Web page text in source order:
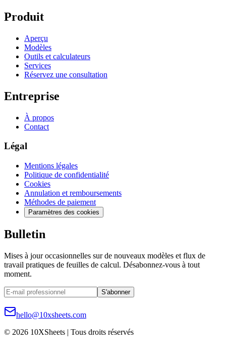
Produit
Aperçu
Modèles
Outils et calculateurs
Services
Réservez une consultation
Entreprise
À propos
Contact
Légal
Mentions légales
Politique de confidentialité
Cookies
Annulation et remboursements
Méthodes de paiement
Paramètres des cookies
Bulletin
Mises à jour occasionnelles sur de nouveaux modèles et flux de
travail pratiques de feuilles de calcul. Désabonnez-vous à tout
moment.
S'abonner
hello@10xsheets.com
© 2026 10XSheets | Tous droits réservés